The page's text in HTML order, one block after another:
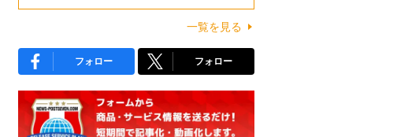
一覧を見る
フォロー フォロー